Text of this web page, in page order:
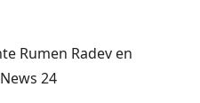
Rumen Radev en
24